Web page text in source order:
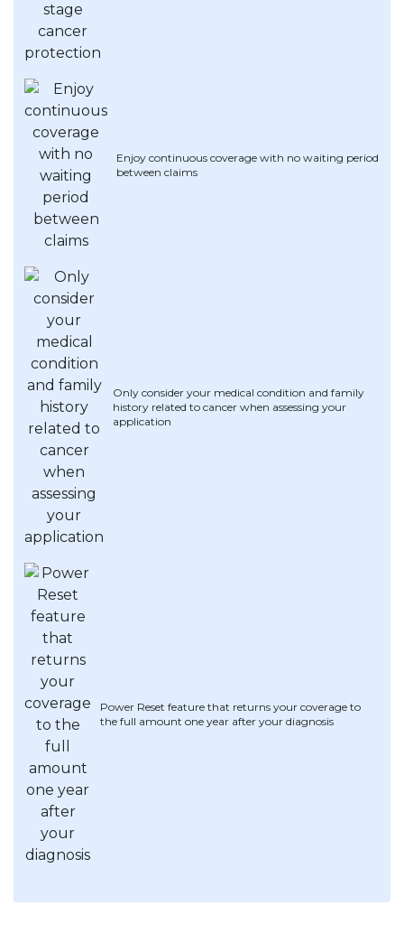
SPECIAL PROMO
Promo RHB Bank Kad Kredit
Enjoy continuous coverage with no waiting period
between claims
Only consider your medical condition and family
history related to cancer when assessing your
application
Power Reset feature that returns your coverage to
the full amount one year after your diagnosis